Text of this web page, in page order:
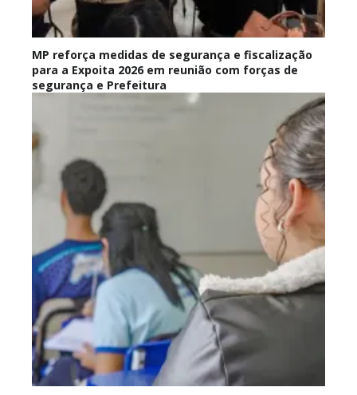
MP reforça medidas de segurança e fiscalização
para a Expoita 2026 em reunião com forças de
segurança e Prefeitura